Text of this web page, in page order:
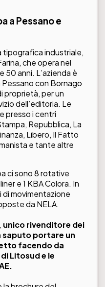
a Pessano e
tipografica industriale,
che opera nel
50 anni. L’azienda è
con Bornago
proprietà, per un
dell’editoria. Le
presso i centri
Repubblica, La
Libero, Il Fatto
e tante altre
ci sono 8 rotative
e 1 KBA Colora. In
di movimentazione
da NELA.
unico rivenditore dei
saputo portare un
facendo da
Litosud e le